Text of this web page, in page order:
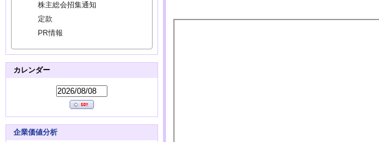
株主総会招集通知
定款
PR情報
カレンダー
企業価値分析